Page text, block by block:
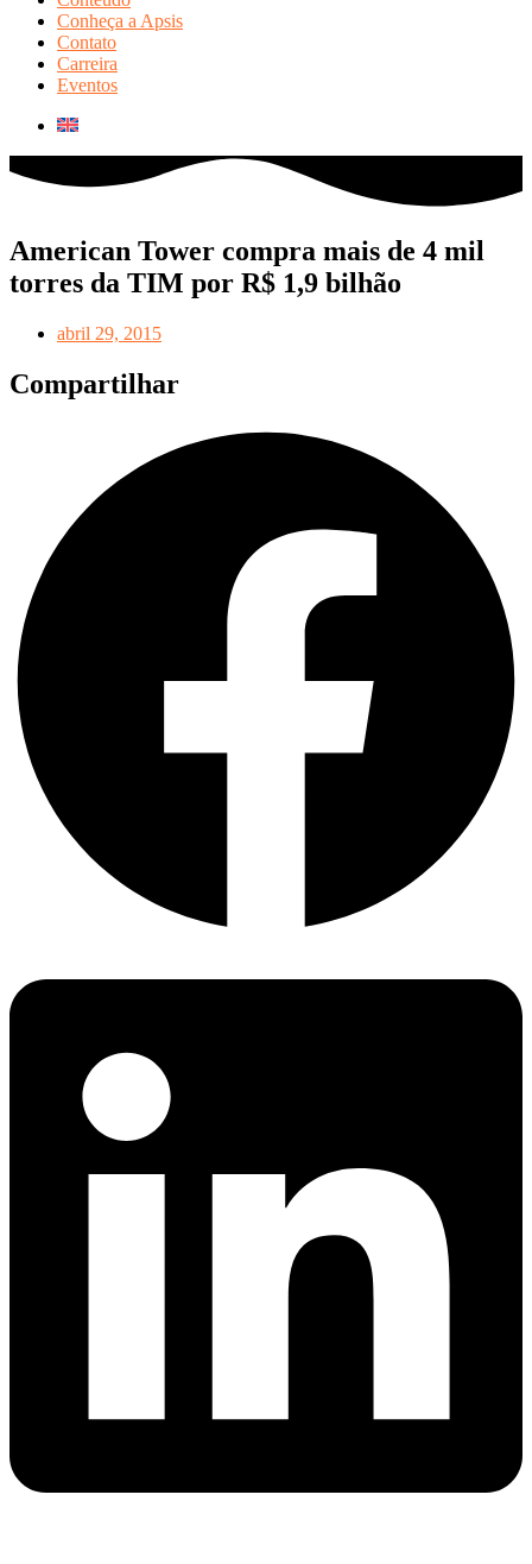
Conheça a Apsis
Contato
Carreira
Eventos
American Tower compra mais de 4 mil
torres da TIM por R$ 1,9 bilhão
abril 29, 2015
Compartilhar